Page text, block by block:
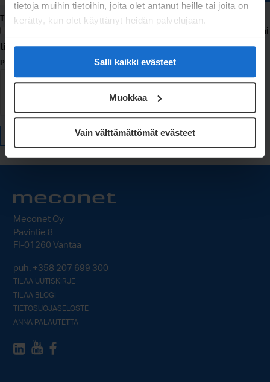
tietoja muihin tietoihin, joita olet antanut heille tai joita on
kerätty, kun olet käyttänyt heidän palvelujaan.
Salli kaikki evästeet
Muokkaa
Vain välttämättömät evästeet
TIETOJENKÄSITTELY
Suostun siihen, että Meconet saa käsitellä henkilötietojani
tietosuojaselosteen mukaisesti.
PLEASE VERIFY YOUR REQUEST*
Meconet Oy
Pavintie 8
FI-01260 Vantaa
puh. +358 207 699 300
TILAA UUTISKIRJE
TILAA BLOGI
TIETOSUOJASELOSTE
ANNA PALAUTETTA